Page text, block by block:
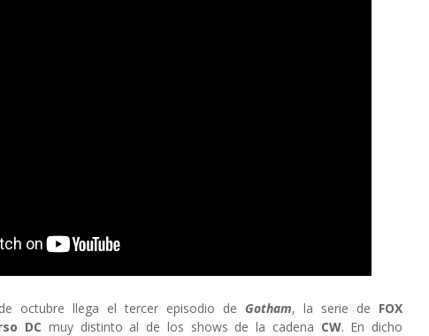
octubre llega el tercer episodio de Gotham, la serie de FOX
DC muy distinto al de los shows de la cadena CW. En dicho